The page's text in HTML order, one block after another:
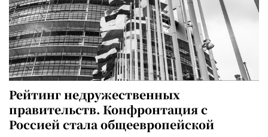
Рейтинг недружественных
правительств. Конфронтация с
Россией стала общеевропейской